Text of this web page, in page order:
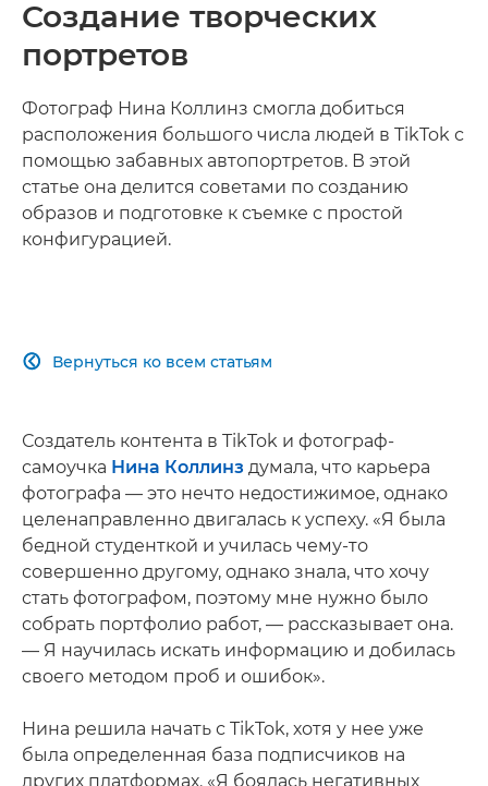
Создание творческих
портретов
Фотограф Нина Коллинз смогла добиться
расположения большого числа людей в TikTok с
помощью забавных автопортретов. В этой
статье она делится советами по созданию
образов и подготовке к съемке с простой
конфигурацией.
Вернуться ко всем статьям

Создатель контента в TikTok и фотограф-
самоучка Нина Коллинз думала, что карьера
фотографа — это нечто недостижимое, однако
целенаправленно двигалась к успеху. «Я была
бедной студенткой и училась чему-то
совершенно другому, однако знала, что хочу
стать фотографом, поэтому мне нужно было
собрать портфолио работ, — рассказывает она.
— Я научилась искать информацию и добилась
своего методом проб и ошибок».
Нина решила начать с TikTok, хотя у нее уже
была определенная база подписчиков на
других платформах. «Я боялась негативных